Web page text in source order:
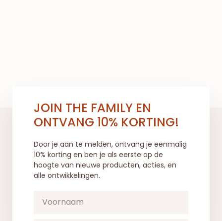
JOIN THE FAMILY EN
ONTVANG 10% KORTING!
Door je aan te melden, ontvang je eenmalig
10% korting en ben je als eerste op de
hoogte van nieuwe producten, acties, en
alle ontwikkelingen.